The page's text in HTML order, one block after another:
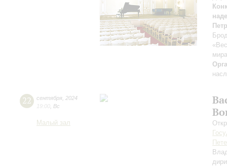
22 сентября 2024
19:00 Вс
Малый зал